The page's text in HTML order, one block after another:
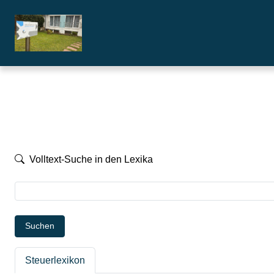
Volltext-Suche in den Lexika
Suchen
Steuerlexikon